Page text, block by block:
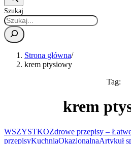
Szukaj
Strona główna/
krem ptysiowy
Tag:
krem
WSZYSTKOZdrowe przepisy –
przepisyKuchniaOkazjonalnaArtykuł